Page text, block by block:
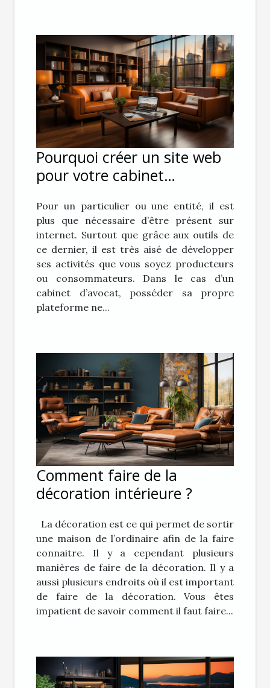
Pourquoi créer un site web
pour votre cabinet
Pour un particulier ou une entité, il est
plus que nécessaire d’être présent sur
internet. Surtout que grâce aux outils de
ce dernier, il est très aisé de développer
ses activités que vous soyez producteurs
ou consommateurs. Dans le cas d’un
cabinet d’avocat, posséder sa propre
plateforme ne...
Comment faire de la
décoration intérieure ?
La décoration est ce qui permet de sortir
une maison de l’ordinaire afin de la faire
connaitre. Il y a cependant plusieurs
manières de faire de la décoration. Il y a
aussi plusieurs endroits où il est important
de faire de la décoration. Vous êtes
impatient de savoir comment il faut faire...